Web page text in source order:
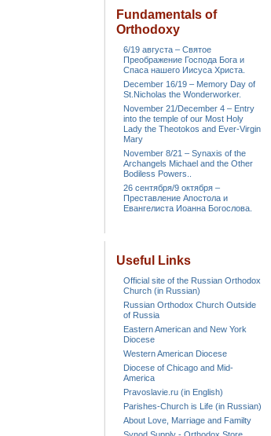
Fundamentals of
Orthodoxy
6/19 августа – Святое
Преображение Господа Бога и
Спаса нашего Иисуса Христа.
December 16/19 – Memory Day of
St.Nicholas the Wonderworker.
November 21/December 4 – Entry
into the temple of our Most Holy
Lady the Theotokos and Ever-Virgin
Mary
November 8/21 – Synaxis of the
Archangels Michael and the Other
Bodiless Powers..
26 сентября/9 октября –
Преставление Апостола и
Евангелиста Иоанна Богослова.
Useful Links
Official site of the Russian Orthodox
Church (in Russian)
Russian Orthodox Church Outside
of Russia
Eastern American and New York
Diocese
Western American Diocese
Diocese of Chicago and Mid-
America
Pravoslavie.ru (in English)
Parishes-Church is Life (in Russian)
About Love, Marriage and Familty